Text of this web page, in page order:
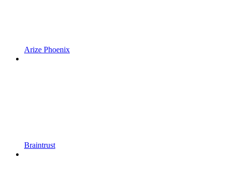
Arize Phoenix
Braintrust